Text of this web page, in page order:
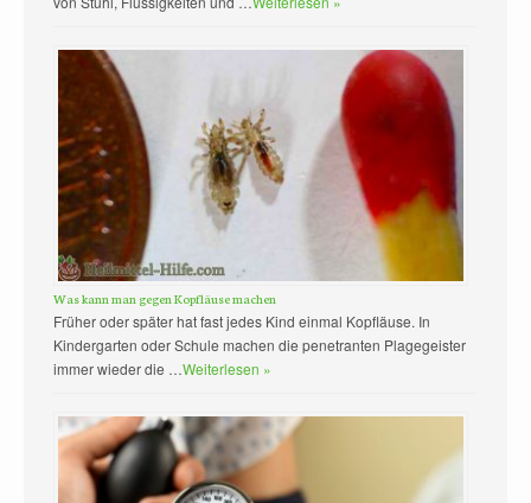
Was kann man gegen Kopfläuse machen
Früher oder später hat fast jedes Kind einmal Kopfläuse. In
Kindergarten oder Schule machen die penetranten Plagegeister
immer wieder die …Weiterlesen »